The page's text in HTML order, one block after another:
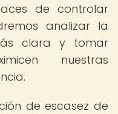
de controlar
analizar la
clara y tomar
nuestras
de escasez de